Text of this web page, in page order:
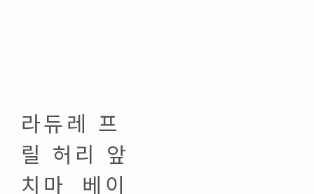
라듀레 프
릴 허리 앞
치마_베이